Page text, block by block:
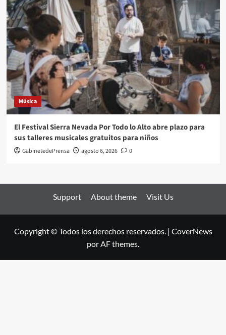
Música
El Festival Sierra Nevada Por Todo lo Alto abre plazo para
sus talleres musicales gratuitos para niños
GabinetedePrensa agosto 6, 2026 0
Support About theme Visit Us
Copyright © Todos los derechos reservados. | CoverNews
por AF themes.